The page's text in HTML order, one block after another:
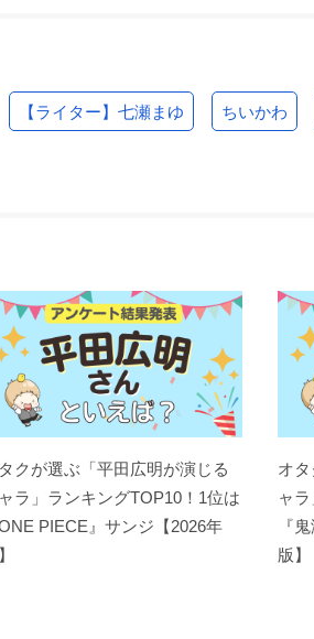
【ライター】七瀬まゆ ちいかわ
クが選ぶ「平田広明が演じる
ラ」ランキングTOP10！1位は
ONE PIECE』サンジ【2026年
オ
ャ
『
版】